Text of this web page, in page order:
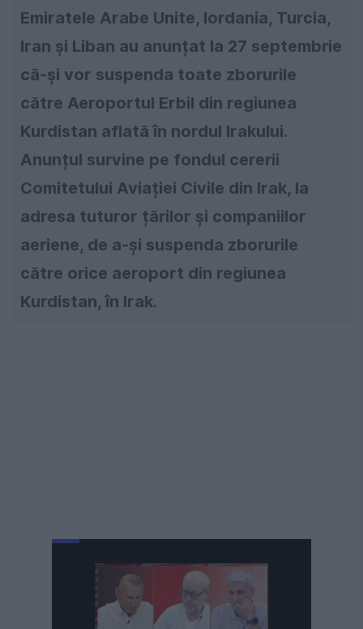
Emiratele Arabe Unite, Iordania, Turcia,
Iran și Liban au anunțat la 27 septembrie
că-și vor suspenda toate zborurile
către Aeroportul Erbil din regiunea
Kurdistan aflată în nordul Irakului.
Anunțul survine pe fondul cererii
Comitetului Aviației Civile din Irak, la
adresa tuturor țărilor și companiilor
aeriene, de a-și suspenda zborurile
către orice aeroport din regiunea
Kurdistan, în Irak.